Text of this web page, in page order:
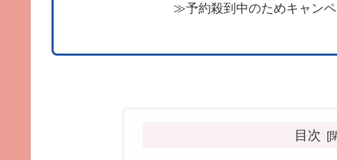
≫予約殺到中のためキャン
目次